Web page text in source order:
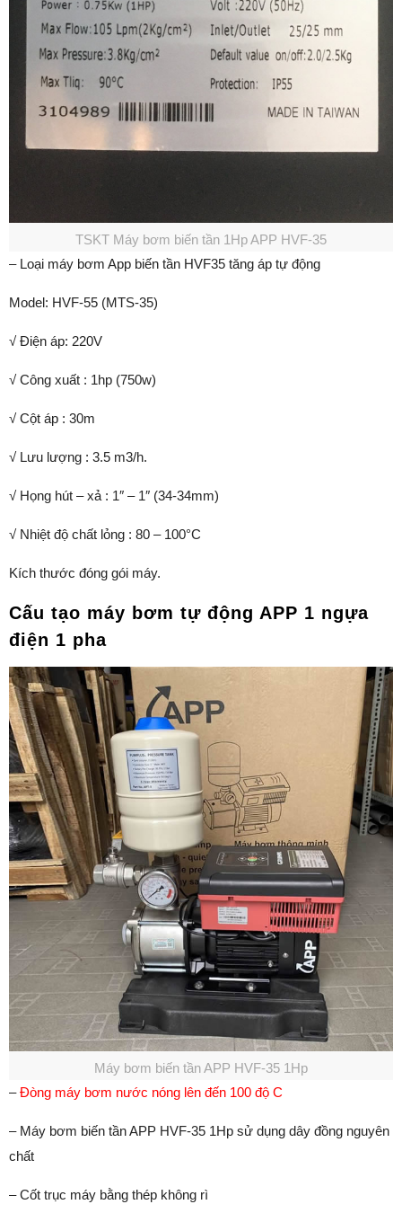
TSKT Máy bơm biến tần 1Hp APP HVF-35
– Loại máy bơm App biến tần HVF35 tăng áp tự động
Model: HVF-55 (MTS-35)
√ Điện áp: 220V
√ Công xuất : 1hp (750w)
√ Cột áp : 30m
√ Lưu lượng : 3.5 m3/h.
√ Họng hút – xả : 1″ – 1″ (34-34mm)
√ Nhiệt độ chất lỏng : 80 – 100°C
Kích thước đóng gói máy.
Cấu tạo máy bơm tự động APP 1 ngựa
điện 1 pha
Máy bơm biến tần APP HVF-35 1Hp
–Đòng máy bơm nước nóng lên đến 100 độ C
– Máy bơm biến tần APP HVF-35 1Hp sử dụng dây đồng nguyên
chất
– Cốt trục máy bằng thép không rì